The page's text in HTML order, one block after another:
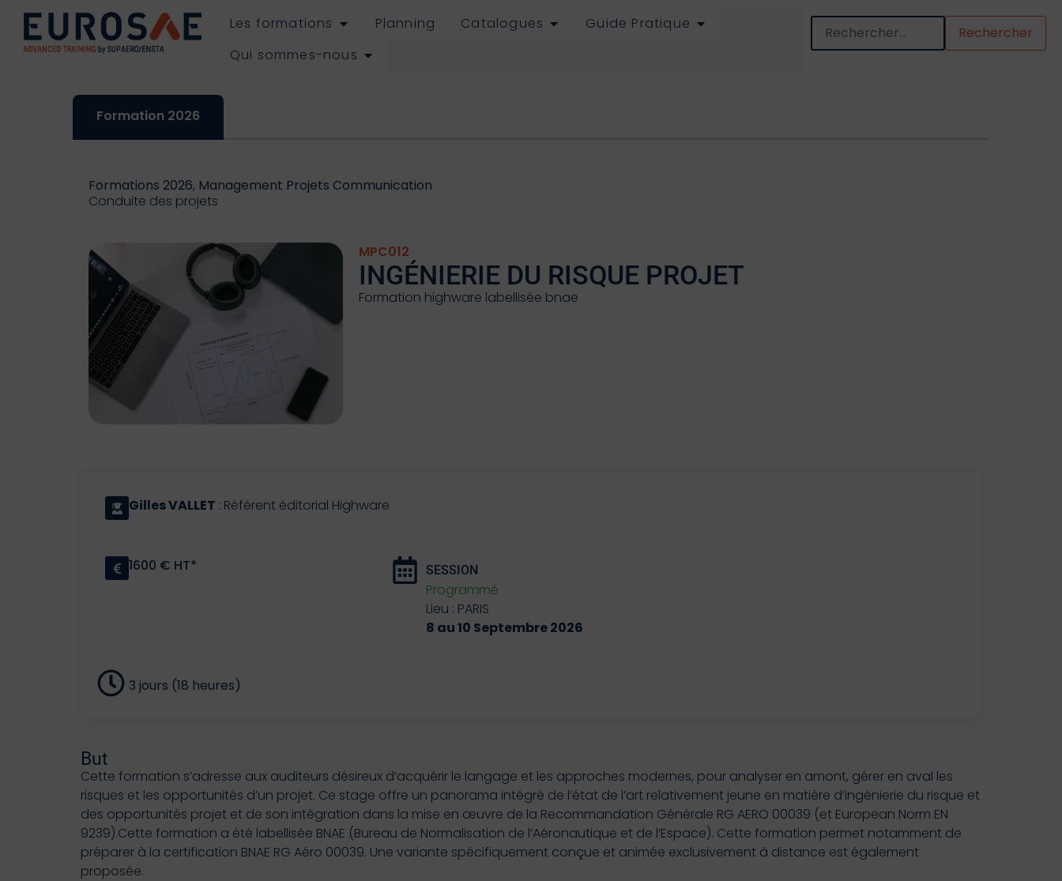
Les formations Planning Catalogues
Guide Pratique
Qui sommes-nous
Quand les résultats de l'auto-
Formation 2026
Formations 2026, Management Projets Communication
Conduite des projets
MPC012
INGÉNIERIE DU RISQUE PROJET
Formation highware labellisée bnae
Gilles VALLET : Référent éditorial Highware
1600 € HT* SESSION
Programmé
Lieu : PARIS
8 au 10 Septembre 2026
3 jours (18 heures)
But
Cette formation s’adresse aux auditeurs désireux d’acquérir le langage et les approches modernes, pour analyser en amont, gérer en aval les
risques et les opportunités d’un projet. Ce stage offre un panorama intégré de l’état de l’art relativement jeune en matière d’ingénierie du risque et
des opportunités projet et de son intégration dans la mise en œuvre de la Recommandation Générale RG AERO 00039 (et European Norm EN
9239).Cette formation a été labellisée BNAE (Bureau de Normalisation de l’Aéronautique et de l’Espace). Cette formation permet notamment de
préparer à la certification BNAE RG Aéro 00039. Une variante spécifiquement conçue et animée exclusivement à distance est également
proposée.